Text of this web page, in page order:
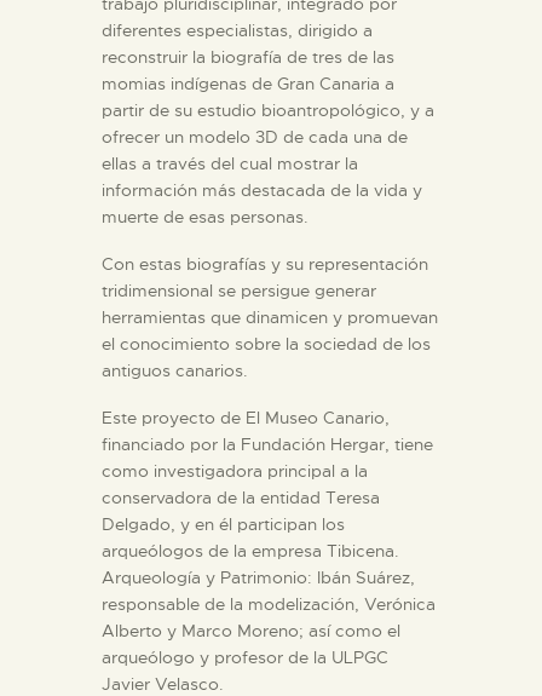
ESPAÑOL
PREPARAR LA VISITA
ACTIVIDADES
█
EL MUSEO
COLECCIONES
DIDÁCTICA
ESPAÑOL
diferentes especialistas, dirigido a
reconstruir la biografía de tres de las
momias indígenas de Gran Canaria a
partir de su estudio bioantropológico, y a
ofrecer un modelo 3D de cada una de
ellas a través del cual mostrar la
información más destacada de la vida y
muerte de esas personas.
Con estas biografías y su representación
tridimensional se persigue generar
herramientas que dinamicen y promuevan
el conocimiento sobre la sociedad de los
antiguos canarios.
Este proyecto de El Museo Canario,
financiado por la Fundación Hergar, tiene
como investigadora principal a la
conservadora de la entidad Teresa
Delgado, y en él participan los
arqueólogos de la empresa Tibicena.
Arqueología y Patrimonio: Ibán Suárez,
responsable de la modelización, Verónica
Alberto y Marco Moreno; así como el
arqueólogo y profesor de la ULPGC
Javier Velasco.